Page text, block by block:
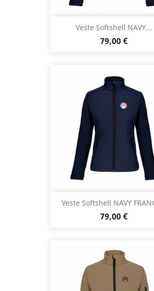
Veste Softshell NAVY...
Prix
79,00 €
Veste Softshell NAVY
Prix
79,00 €